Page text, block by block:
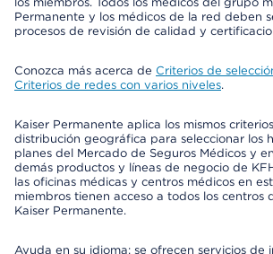
Permanente y los médicos de la red deben
procesos de revisión de calidad y
Conozca más acerca de Criterios de
Criterios de redes con varios niveles.
Kaiser Permanente aplica los mismos
distribución geográfica para seleccionar los
planes del Mercado de Seguros Médicos y
demás productos y líneas de negocio de
las oficinas médicas y centros médicos en
miembros tienen acceso a todos los centros
Kaiser Permanente.
Ayuda en su idioma: se ofrecen servicios de